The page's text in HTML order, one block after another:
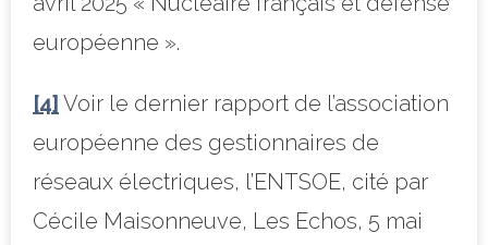
européenne ».
[4] Voir le dernier rapport de l’association
européenne des gestionnaires de
réseaux électriques, l’ENTSOE, cité par
Cécile Maisonneuve, Les Echos, 5 mai